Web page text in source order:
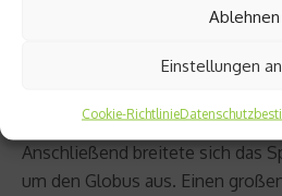
Ablehnen
Einstellungen
Cookie-Richtlinie
die Scheibe traf. Woraufhin
Das überzeugte die Richter, die
Anschließend breitete sich das
um den Globus aus. Einen